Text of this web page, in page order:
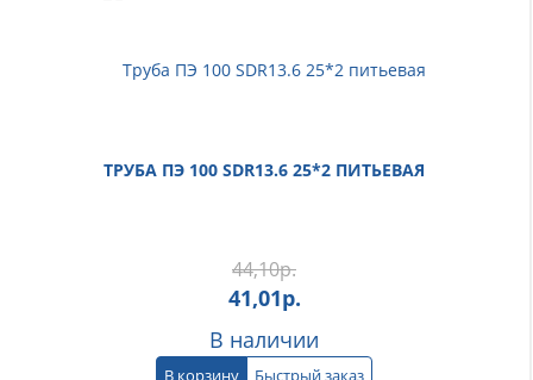
ТРУБА ПЭ 100 SDR13.6 25*2 ПИТЬЕВАЯ
44,10р.
41,01р.
В наличии
В корзину Быстрый заказ